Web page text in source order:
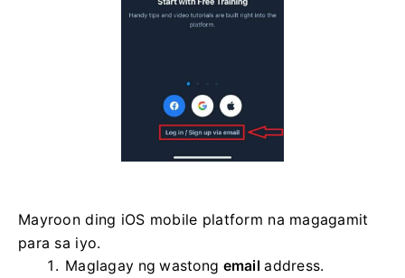
Mayroon ding iOS mobile platform na magagamit
para sa iyo.
Maglagay ng wastong email address.